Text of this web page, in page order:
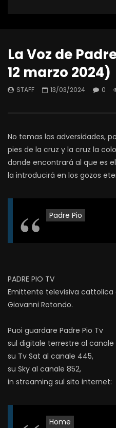
La Voz de
12 marzo 2024)
STAFF 13/03/2024 0
No temas las adversidades,
pies de la cruz y la cruz la
donde encontrará al que es
la introducirá en los gozos
Padre Pio
PADRE PIO TV
Emittente televisiva cattolica
Giovanni Rotondo.
Puoi guardare Padre Pio Tv
sul digitale terrestre al canale
su Tv Sat al canale 445,
su Sky al canale 852,
in streaming sul sito internet:
Home